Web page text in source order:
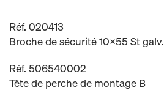
Réf. 020413
Broche de sécurité 10x55 St galv.
Réf. 506540002
Tête de perche de montage B